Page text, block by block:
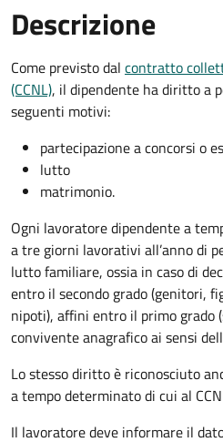
Descrizione
Come previsto dal contratto
(CCNL), il dipendente ha diritto a
seguenti motivi:
partecipazione a concorsi o
lutto
matrimonio.
Ogni lavoratore dipendente a
a tre giorni lavorativi all’anno di
lutto familiare, ossia in caso di
entro il secondo grado (genitori,
nipoti), affini entro il primo grado
convivente anagraficoai sensi
Lo stesso diritto è riconosciuto
a tempo determinato di cui al
Il lavoratore deve informare il